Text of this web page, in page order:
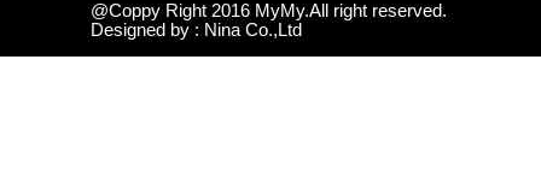
@Coppy Right 2016 MyMy.All right reserved.
Designed by : Nina Co.,Ltd